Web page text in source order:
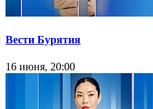
Вести Бурятия
16 июня, 20:00